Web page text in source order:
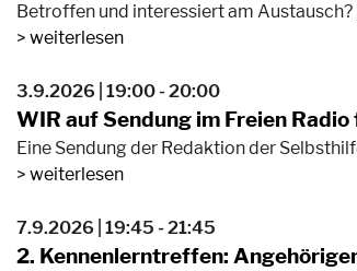
Betroffen und interessiert am
weiterlesen
3.9.2026 | 19:00 - 20:00
WIR auf Sendung im Freien
Eine Sendung der Redaktion der
weiterlesen
7.9.2026 | 19:45 - 21:45
2. Kennenlerntreffen: